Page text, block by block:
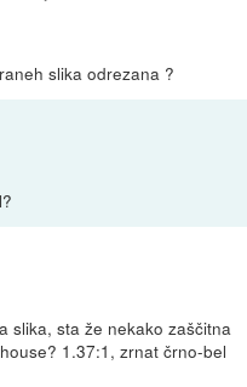
slika odrezana ?
slika, sta že nekako zaščitna
1.37:1, zrnat črno-bel